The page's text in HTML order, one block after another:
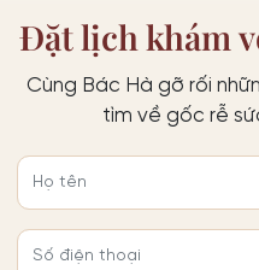
Đặt lịch khám
Cùng Bác Hà gỡ rối
tìm về gốc rễ